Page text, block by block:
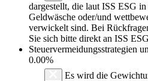
dargestellt, die laut ISS ESG
Geldwäsche oder/und
verwickelt sind. Bei
Sie sich bitte direkt an ISS
Steuervermeidungsstrategien
0.00%
Es wird die